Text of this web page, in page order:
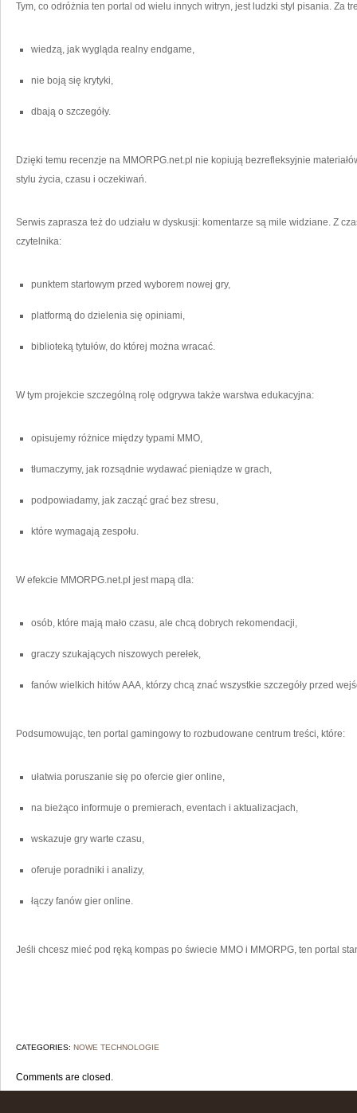
Tym, co odróżnia ten portal od wielu innych witryn, jest ludzki styl pisania. Za
wiedzą, jak wygląda realny endgame,
nie boją się krytyki,
dbają o szczegóły.
Dzięki temu recenzje na MMORPG.net.pl nie kopiują bezrefleksyjnie
stylu życia, czasu i oczekiwań.
Serwis zaprasza też do udziału w dyskusji: komentarze są mile widziane. Z
czytelnika:
punktem startowym przed wyborem nowej gry,
platformą do dzielenia się opiniami,
biblioteką tytułów, do której można wracać.
W tym projekcie szczególną rolę odgrywa także warstwa edukacyjna:
opisujemy różnice między typami MMO,
tłumaczymy, jak rozsądnie wydawać pieniądze w grach,
podpowiadamy, jak zacząć grać bez stresu,
które wymagają zespołu.
W efekcie MMORPG.net.pl jest mapą dla:
osób, które mają mało czasu, ale chcą dobrych rekomendacji,
graczy szukających niszowych perełek,
fanów wielkich hitów AAA, którzy chcą znać wszystkie szczegóły przed
Podsumowując, ten portal gamingowy to rozbudowane centrum treści, które:
ułatwia poruszanie się po ofercie gier online,
na bieżąco informuje o premierach, eventach i aktualizacjach,
wskazuje gry warte czasu,
oferuje poradniki i analizy,
łączy fanów gier online.
Jeśli chcesz mieć pod ręką kompas po świecie MMO i MMORPG, ten portal
CATEGORIES: NOWE TECHNOLOGIE
Comments are closed.